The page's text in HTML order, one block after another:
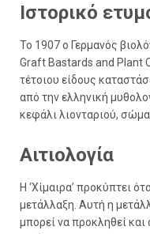
Ιστορικό
Το 1907 ο Γερμανός
Graft Bastards and Plant
τέτοιου είδους
από την ελληνική
κεφάλι λιονταριού,
Αιτιολογία
Η ‘Χίμαιρα’ προκύπτει
μετάλλαξη. Αυτή η
μπορεί να προκληθεί και